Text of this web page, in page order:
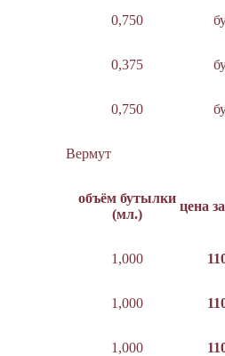
0,750
0,375
0,750
Вермут
объём бутылки
(мл.)
цена
1,000
1,000
1,000